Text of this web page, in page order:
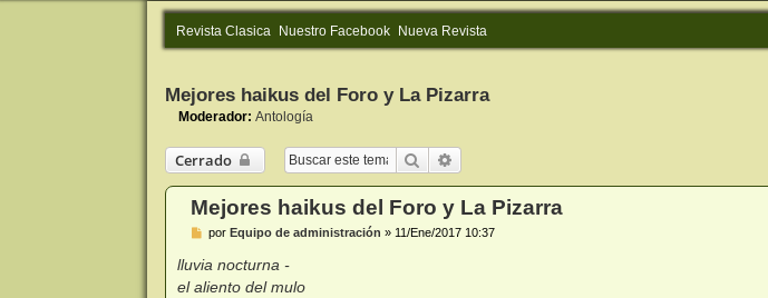
Revista Clasica Nuestro Facebook Nueva Revista
Mejores haikus del Foro y La Pizarra
Moderador: Antología
Cerrado Buscar
Mejores haikus del Foro y La Pizarra
M
n
s
a
por Equipo de administración » 11/Ene/2017 10:37
lluvia nocturna -
el aliento del mulo